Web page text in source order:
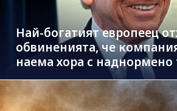
Най-богатият европеец
обвиненията, че
наема хора с наднормено